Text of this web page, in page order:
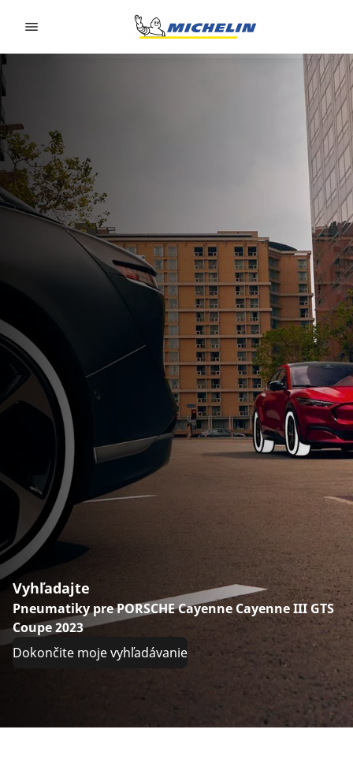
Vyhľadajte
Pneumatiky pre PORSCHE Cayenne Cayenne III GTS
Coupe 2023
Dokončite moje vyhľadávanie